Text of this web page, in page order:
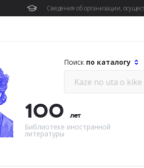
Сведения об организации,
Поиск по каталогу
100
лет
Библиотеке иностранной
литературы